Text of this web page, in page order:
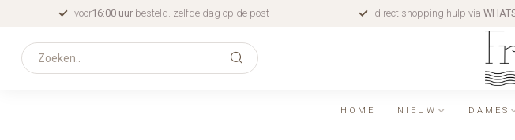
voor16:00 uur besteld. zelfde dag op de post direct shopping hulp via
HOME NIEUW DAMES